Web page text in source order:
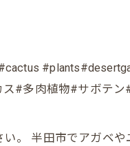
#多肉植物#サボテ
。 半田市でアガベ